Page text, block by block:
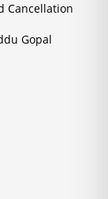
Cancellation
Gopal